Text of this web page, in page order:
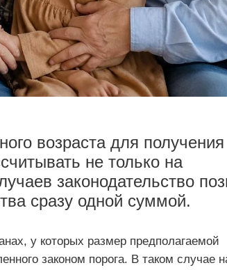
возраста для получения
не только на
законодательство
сразу одной суммой.
у которых размер предполагаемой
законом порога. В таком случае